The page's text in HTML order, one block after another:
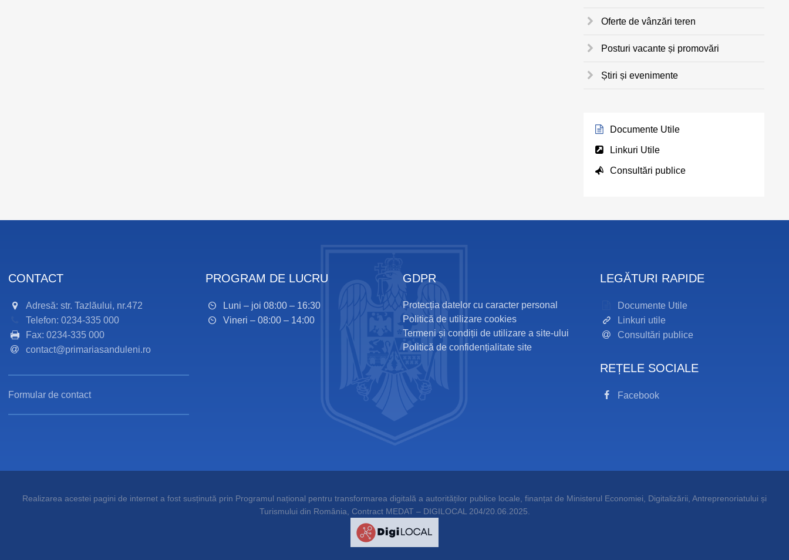
Oferte de vânzări teren
Posturi vacante și promovări
Știri și evenimente
Documente Utile
Linkuri Utile
Consultări publice
CONTACT
Adresă: str. Tazlăului, nr.472
Telefon: 0234-335 000
Fax: 0234-335 000
contact@primariasanduleni.ro
Formular de contact
PROGRAM DE LUCRU
Luni – joi 08:00 – 16:30
Vineri – 08:00 – 14:00
GDPR
Protecția datelor cu caracter personal
Politică de utilizare cookies
Termeni și condiții de utilizare a site-ului
Politică de confidențialitate site
LEGĂTURI RAPIDE
Documente Utile
Linkuri utile
Consultări publice
REȚELE SOCIALE
Facebook
Realizarea acestei pagini de internet a fost susținută prin Programul național pentru transformarea digitală a autorităților publice locale, finanțat de Ministerul Economiei, Digitalizării, Antreprenoriatului și
Turismului din România, Contract MEDAT – DIGILOCAL 204/20.06.2025.